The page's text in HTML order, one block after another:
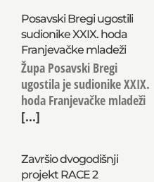
Posavski Bregi ugostili
sudionike XXIX. hoda
Franjevačke mladeži
Župa Posavski Bregi
ugostila je sudionike XXIX.
hoda Franjevačke mladeži
[...]
Završio dvogodišnji
projekt RACE 2